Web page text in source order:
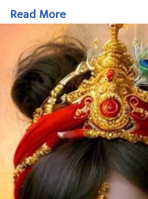
Read More